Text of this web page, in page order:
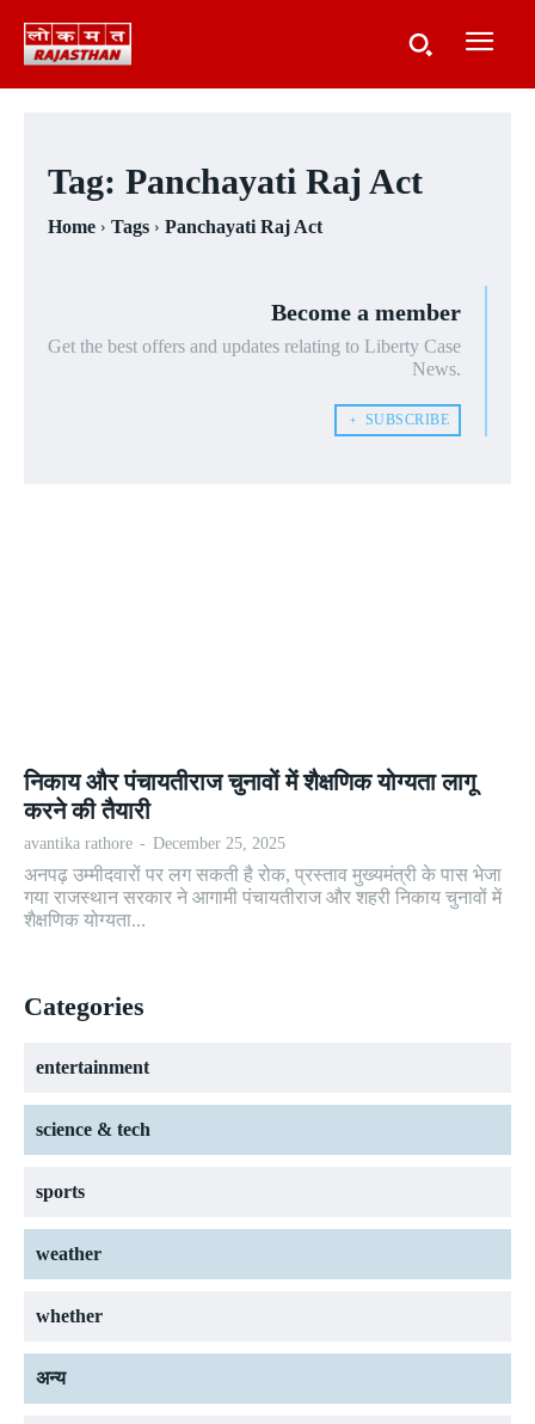
Tag: Panchayati Raj Act
Home Tags Panchayati Raj Act
Become a member
Get the best offers and updates relating to Liberty Case
News.
﹢ SUBSCRIBE
निकाय और पंचायतीराज चुनावों में शैक्षणिक योग्यता लागू
करने की तैयारी
avantika rathore - December 25, 2025
अनपढ़ उम्मीदवारों पर लग सकती है रोक, प्रस्ताव मुख्यमंत्री के पास भेजा
गया राजस्थान सरकार ने आगामी पंचायतीराज और शहरी निकाय चुनावों में
शैक्षणिक योग्यता...
Categories
entertainment
science & tech
sports
weather
whether
अन्य